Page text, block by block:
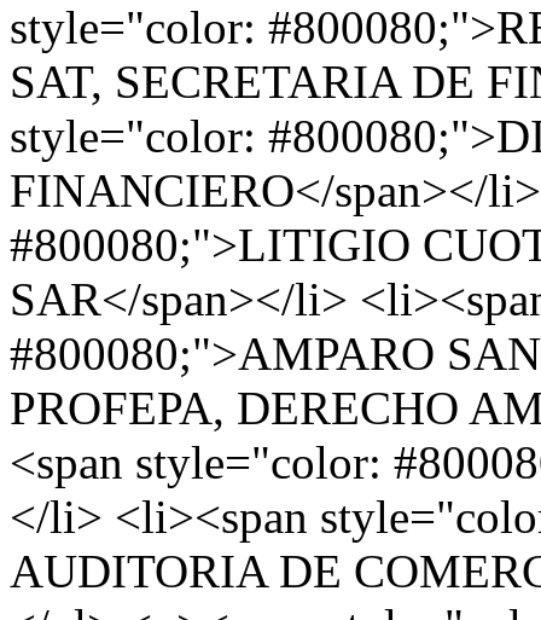
style="color:
SAT, SECRETARIA DE
style="color:
FINANCIERO</span></
#800080;">LITIGIO
SAR</span></li>
#800080;">AMPARO
PROFEPA, DERECHO
<span style="color:
</li> <li><span
AUDITORIA DE